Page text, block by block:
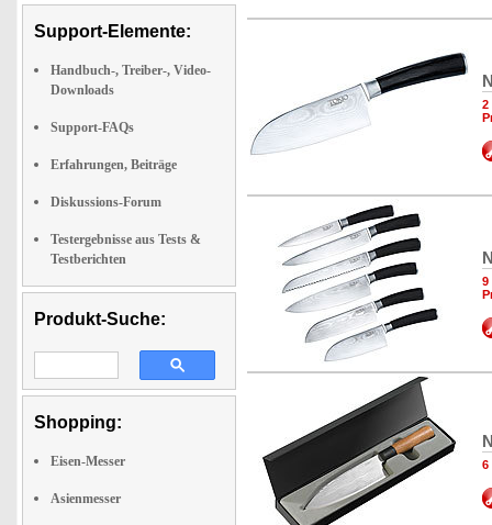
Support-Elemente:
Handbuch-, Treiber-, Video-
Downloads
Support-FAQs
Erfahrungen, Beiträge
Diskussions-Forum
Testergebnisse aus Tests &
Testberichten
Produkt-Suche:
Shopping:
Eisen-Messer
Asienmesser
2
9
6